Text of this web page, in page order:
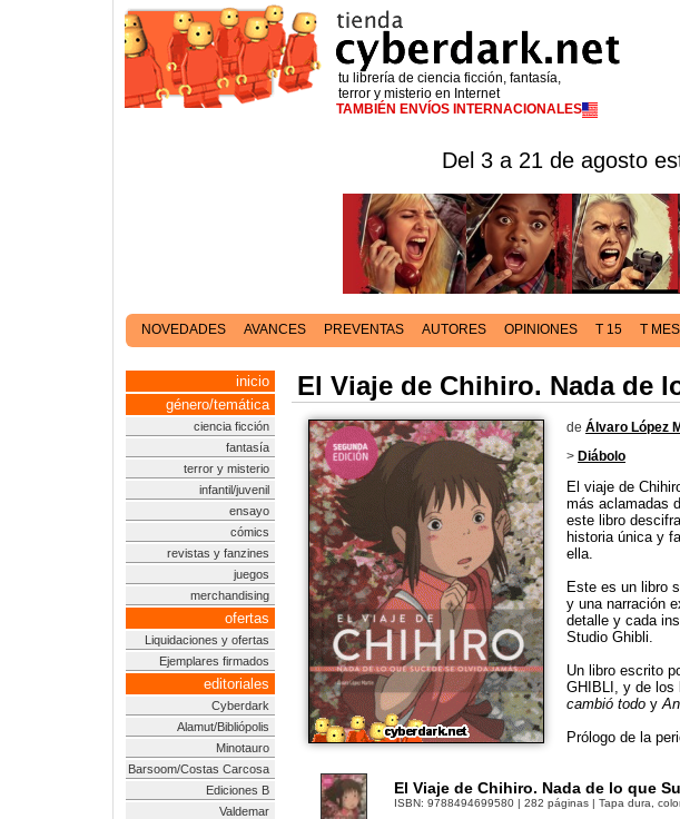
tu librería de ciencia ficción, fantasía,
terror y misterio en Internet
TAMBIÉN ENVÍOS INTERNACIONALES
Del 3 a 21 de agosto
NOVEDADES AVANCES PREVENTAS AUTORES OPINIONES T 15 T MES
inicio
género/temática
ciencia ficción
fantasía
terror y misterio
infantil/juvenil
ensayo
cómics
revistas y fanzines
juegos
merchandising
ofertas
Liquidaciones y ofertas
Ejemplares firmados
editoriales
Cyberdark
Alamut/Bibliópolis
Minotauro
Barsoom/Costas Carcosa
Ediciones B
Valdemar
El Viaje de Chihiro. Nada de
de Álvaro López
> Diábolo
El viaje de
más aclamadas
este libro
historia única y
ella.
Este es un libro
y una narración
detalle y cada
Studio Ghibli.
Un libro escrito
GHIBLI, y de los
cambió todo y
Prólogo de la
El Viaje de Chihiro. Nada de lo que
ISBN: 9788494699580 | 282 páginas | Tapa dura,